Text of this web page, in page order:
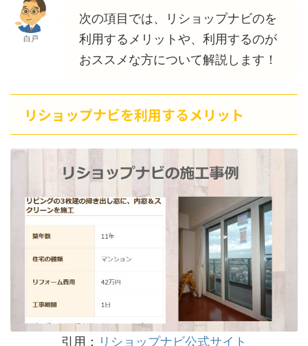
白戸
次の項目では、リショップナビのを
利用するメリットや、利用するのが
おススメな方について解説します！
リショップナビを利用するメリット
引用： リショップナビ公式サイト